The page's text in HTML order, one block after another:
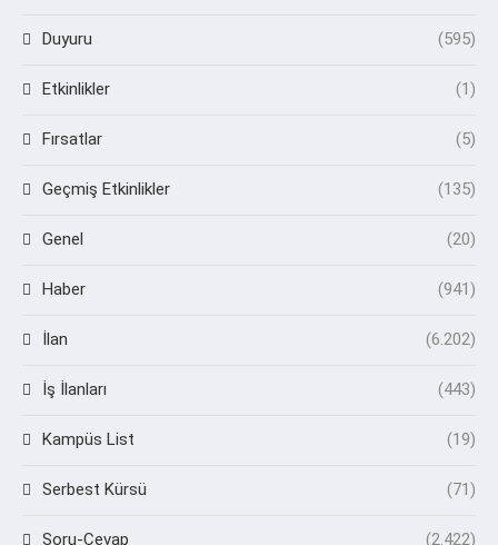
Duyuru (595)
Etkinlikler (1)
Fırsatlar (5)
Geçmiş Etkinlikler (135)
Genel (20)
Haber (941)
İlan (6.202)
İş İlanları (443)
Kampüs List (19)
Serbest Kürsü (71)
Soru-Cevap (2.422)